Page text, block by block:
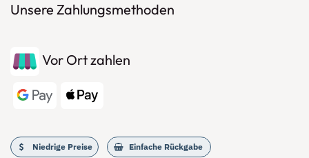
Unsere Zahlungsmethoden
Vor Ort zahlen
Niedrige Preise Einfache Rückgabe